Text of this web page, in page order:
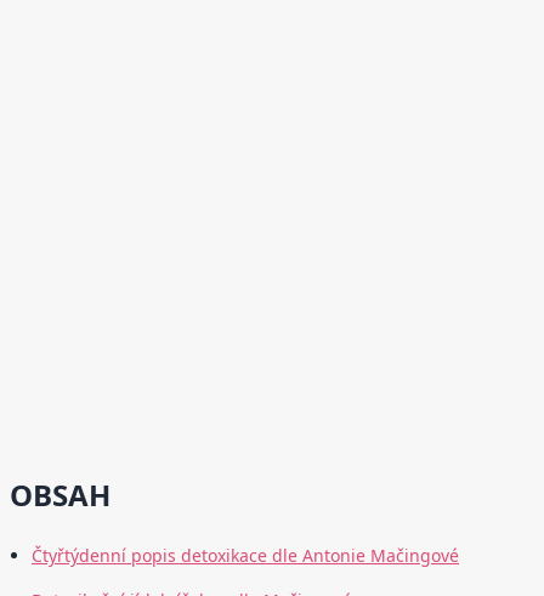
OBSAH
Čtyřtýdenní popis detoxikace dle Antonie Mačingové